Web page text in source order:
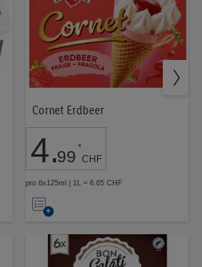
Cornet Erdbeer
4.99 *
CHF
pro 6x125ml | 1L = 6.65 CHF
Auf
Merkliste